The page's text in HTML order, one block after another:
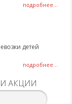
подробнее...
детей
подробнее...
АКЦИИ